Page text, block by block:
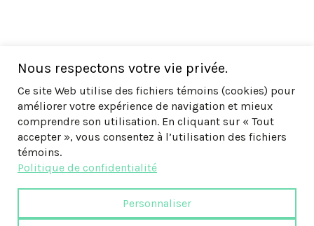
Nous respectons votre vie privée.
Ce site Web utilise des fichiers témoins (cookies) pour
améliorer votre expérience de navigation et mieux
comprendre son utilisation. En cliquant sur « Tout
accepter », vous consentez à l’utilisation des fichiers
témoins.
Politique de confidentialité
Personnaliser